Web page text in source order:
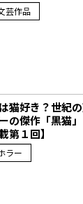
芸作品
猫好き？世紀
の傑作「黒猫
第１回】
ラー